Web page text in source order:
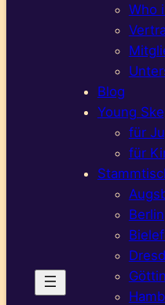
Who
Blog
Young
für
für
Berlin